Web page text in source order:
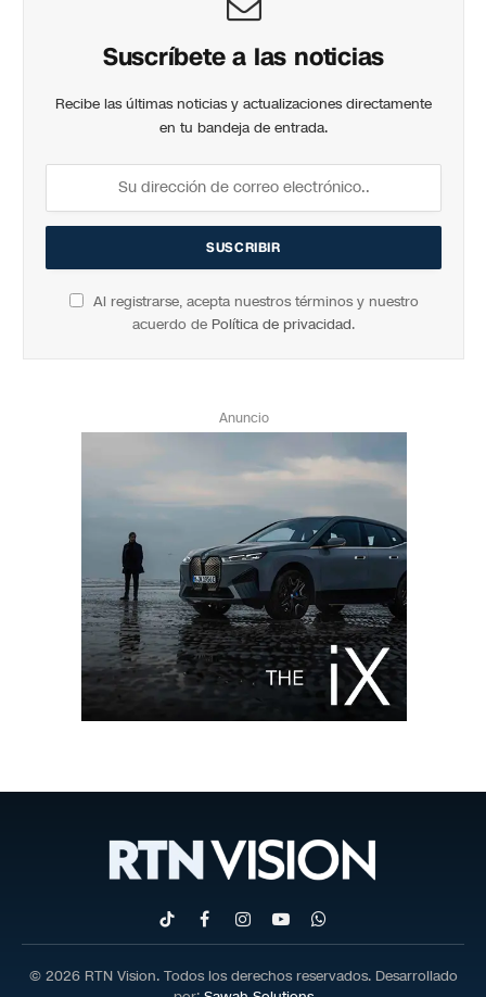
Suscríbete a las noticias
Recibe las últimas noticias y actualizaciones directamente
en tu bandeja de entrada.
Al registrarse, acepta nuestros términos y nuestro
acuerdo de Política de privacidad.
Anuncio
TikTokFacebookInstagram
YouTubeWhatsApp
© 2026 RTN Vision. Todos los derechos reservados. Desarrollado